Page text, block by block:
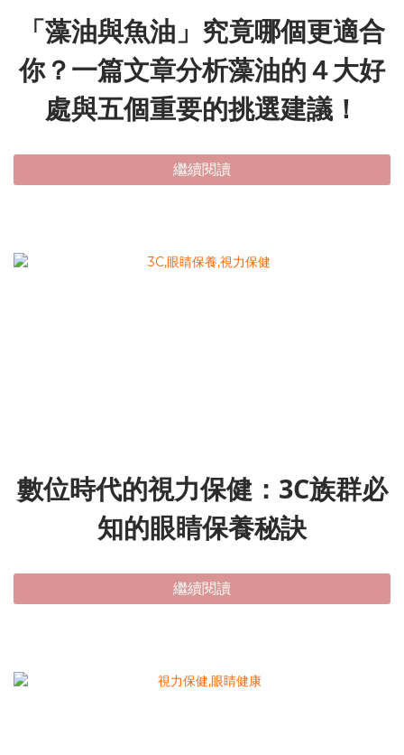
「藻油與魚油」究竟哪個更適合
你？一篇文章分析藻油的４大好
處與五個重要的挑選建議！
繼續閱讀
數位時代的視力保健：3C族群必
知的眼睛保養秘訣
繼續閱讀